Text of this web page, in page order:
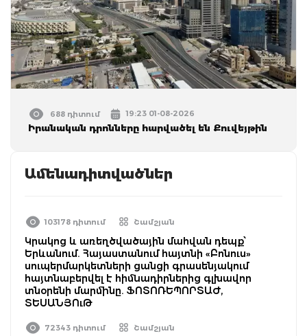
688 դիտում 19:23 01-08-2026
Իրանական դրոնները հարվածել են Քուվեյթին
Ամենադիտվածներ
103178 դիտում Շամշյան
Կրակոց և առեղծվածային մահվան դեպք՝
Երևանում. Հայաստանում հայտնի «Բոնուս»
սուպերմարկետների ցանցի գրասենյակում
հայտնաբերվել է հիմնադիրներից գլխավոր
տնօրենի մարմինը. ՖՈՏՈՌԵՊՈՐՏԱԺ,
ՏԵՍԱՆՅՈւԹ
72343 դիտում Շամշյան